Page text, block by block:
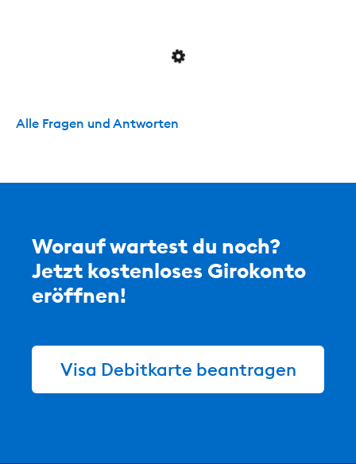
Alle Fragen und Antworten
Worauf wartest du noch?
Jetzt kostenloses Girokonto
eröffnen!
Visa Debitkarte beantragen